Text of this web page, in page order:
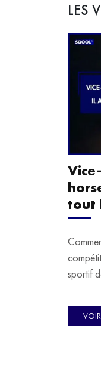
LES
tout
sportif
Ulysse
ball,